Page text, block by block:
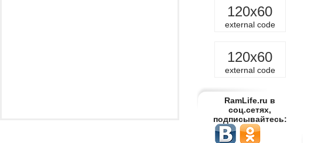
120x60
external code
120x60
external code
RamLife.ru в
соц.сетях,
подписывайтесь: